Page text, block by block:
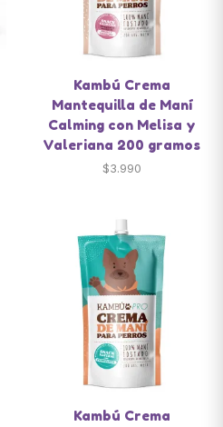
Kambú Crema
Mantequilla de Maní
Calming con Melisa y
Valeriana 200 gramos
$3.990
Kambú Crema